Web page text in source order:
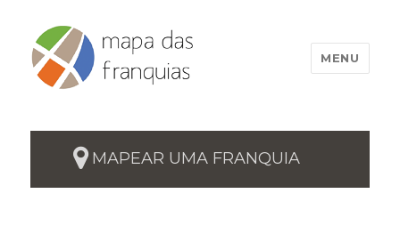
MENU
MAPEAR UMA FRANQUIA